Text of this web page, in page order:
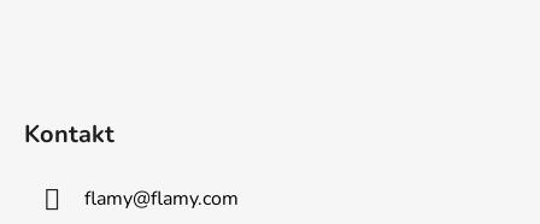
Kontakt
flamy@flamy.com